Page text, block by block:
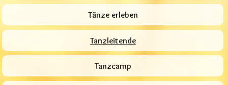
Tänze erleben
Tanzleitende
Tanzcamp